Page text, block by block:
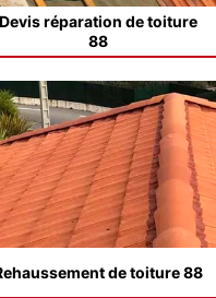
Devis réparation de toiture
88
de toiture 88